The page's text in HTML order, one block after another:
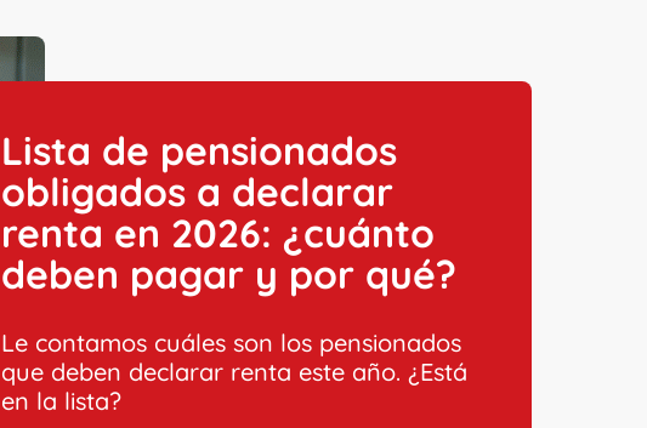
Lista de pensionados
obligados a declarar
renta en 2026: ¿cuánto
deben pagar y por qué?
Le contamos cuáles son los pensionados
que deben declarar renta este año. ¿Está
en la lista?